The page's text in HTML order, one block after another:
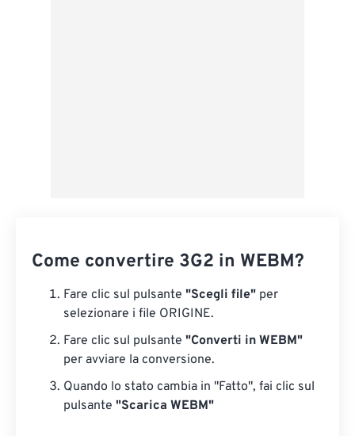
Come convertire 3G2 in WEBM?
Fare clic sul pulsante "Scegli file" per
selezionare i file ORIGINE.
Fare clic sul pulsante "Converti in WEBM"
per avviare la conversione.
Quando lo stato cambia in "Fatto", fai clic sul
pulsante "Scarica WEBM"